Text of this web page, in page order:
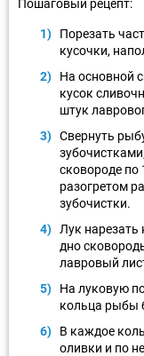
Пошаговый рецепт:
Порезать
кусочки,
На основной
кусок
штук
Свернуть
сковороде по
разогретом
зубочистки.
Лук
дно
лавровый
На луковую
кольца рыбы
В каждое
оливки и по